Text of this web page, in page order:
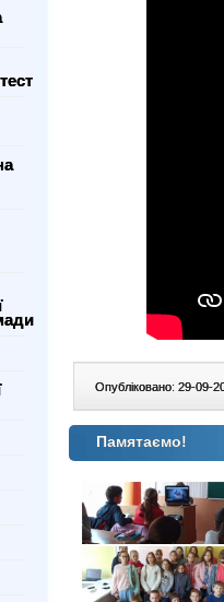
Опубліковано: 29-09-
Памятаємо!